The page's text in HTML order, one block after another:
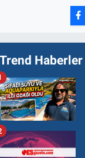
Trend Haberler